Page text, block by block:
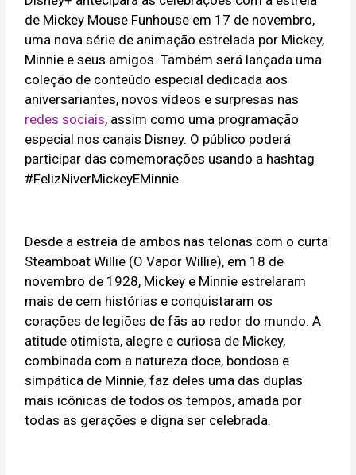
de Mickey Mouse Funhouse em 17 de novembro,
uma nova série de animação estrelada por Mickey,
Minnie e seus amigos. Também será lançada uma
coleção de conteúdo especial dedicada aos
aniversariantes, novos vídeos e surpresas nas
redes sociais, assim como uma programação
especial nos canais Disney. O público poderá
participar das comemorações usando a hashtag
#FelizNiverMickeyEMinnie.
Desde a estreia de ambos nas telonas com o curta
Steamboat Willie (O Vapor Willie), em 18 de
novembro de 1928, Mickey e Minnie estrelaram
mais de cem histórias e conquistaram os
corações de legiões de fãs ao redor do mundo. A
atitude otimista, alegre e curiosa de Mickey,
combinada com a natureza doce, bondosa e
simpática de Minnie, faz deles uma das duplas
mais icônicas de todos os tempos, amada por
todas as gerações e digna ser celebrada.